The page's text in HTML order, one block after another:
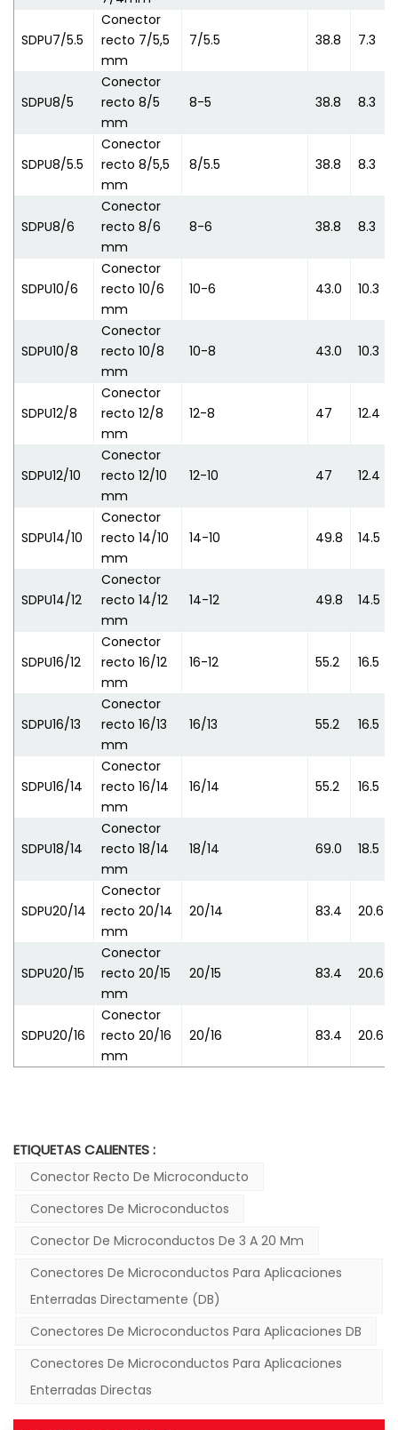
SDPU7/5.5
Conector
recto 7/5,5
mm
7/5.5 38.8 7.3
SDPU8/5
Conector
recto 8/5
mm
8-5 38.8 8.3
SDPU8/5.5
Conector
recto 8/5,5
mm
8/5.5 38.8 8.3
SDPU8/6
Conector
recto 8/6
mm
8-6 38.8 8.3
SDPU10/6
Conector
recto 10/6
mm
10-6 43.0 10.3
SDPU10/8
Conector
recto 10/8
mm
10-8 43.0 10.3
SDPU12/8
Conector
recto 12/8
mm
12-8 47 12.4
SDPU12/10
Conector
recto 12/10
mm
12-10 47 12.4
SDPU14/10
Conector
recto 14/10
mm
14-10 49.8 14.5
SDPU14/12
Conector
recto 14/12
mm
14-12 49.8 14.5
SDPU16/12
Conector
recto 16/12
mm
16-12 55.2 16.5
SDPU16/13
Conector
recto 16/13
mm
16/13 55.2 16.5
SDPU16/14
Conector
recto 16/14
mm
16/14 55.2 16.5
SDPU18/14
Conector
recto 18/14
mm
18/14 69.0 18.5
SDPU20/14
Conector
recto 20/14
mm
20/14 83.4 20.6
SDPU20/15
Conector
recto 20/15
mm
20/15 83.4 20.6
SDPU20/16
Conector
recto 20/16
mm
20/16 83.4 20.6
ETIQUETAS CALIENTES :
Conector Recto De Microconducto
Conectores De Microconductos
Conector De Microconductos De 3 A 20 Mm
Conectores De Microconductos Para Aplicaciones
Enterradas Directamente (DB)
Conectores De Microconductos Para Aplicaciones DB
Conectores De Microconductos Para Aplicaciones
Enterradas Directas